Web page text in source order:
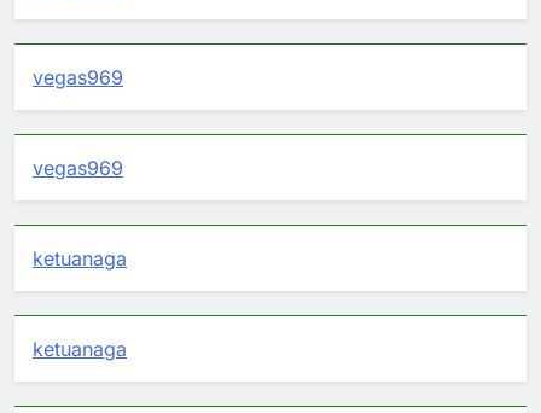
vegas969
vegas969
ketuanaga
ketuanaga